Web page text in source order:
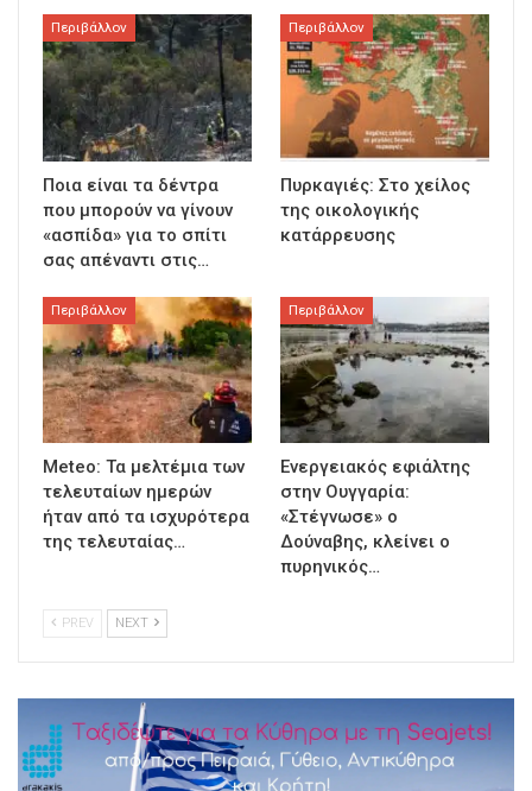
Περιβάλλον
Ποια είναι τα δέντρα
που μπορούν να γίνουν
«ασπίδα» για το σπίτι
σας απέναντι στις…
Περιβάλλον
Πυρκαγιές: Στο χείλος
της οικολογικής
κατάρρευσης
Περιβάλλον
Meteo: Τα μελτέμια των
τελευταίων ημερών
ήταν από τα ισχυρότερα
της τελευταίας…
Περιβάλλον
Ενεργειακός εφιάλτης
στην Ουγγαρία:
«Στέγνωσε» ο
Δούναβης, κλείνει ο
πυρηνικός…
PREV NEXT